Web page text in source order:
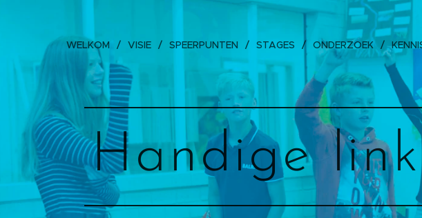
WELKOM VISIE SPEERPUNTEN STAGES ONDERZOEK
Handige